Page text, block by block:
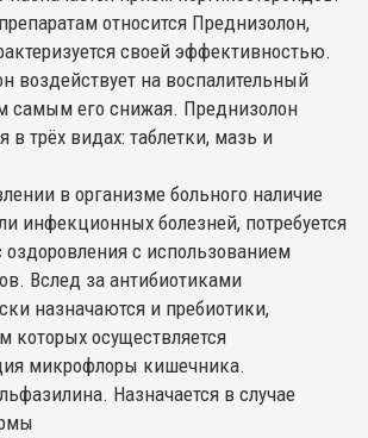
относится Преднизолон,
своей эффективностью.
воздействует на воспалительный
самым его снижая. Преднизолон
в трёх видах: таблетки, мазь и
в организме больного наличие
инфекционных болезней, потребуется
оздоровления с использованием
Вслед за антибиотиками
назначаются и пребиотики,
которых осуществляется
микрофлоры кишечника.
Назначается в случае